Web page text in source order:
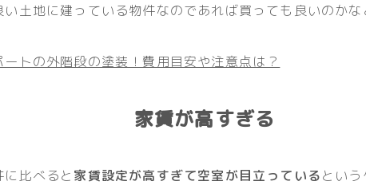
い土地に建っている物件なのであれば買っても良いのかな
ートの外階段の塗装！費用目安や注意点は？
家賃が高すぎる
比べると 家賃設定が高すぎて空室が目立っているという